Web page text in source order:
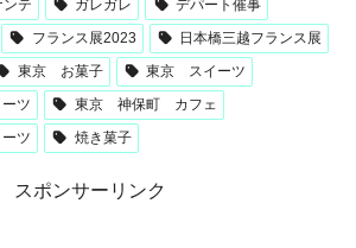
ンテ ガレガレ
デパート催事
フランス展2023
日本橋三越フランス展
東京 お菓子
東京 スイーツ
ツ
東京 神保町 カフェ
ツ
焼き菓子
スポンサーリンク